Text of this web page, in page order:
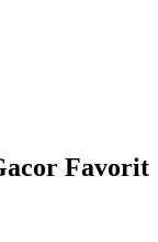
Favorit